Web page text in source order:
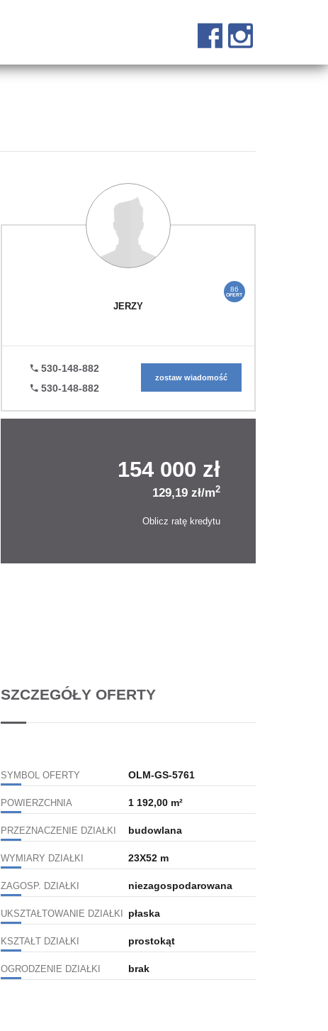
86
OFERT
JERZY
530-148-882
530-148-882
zostaw wiadomość
154 000 zł
129,19 zł/m2
Oblicz ratę kredytu
SZCZEGÓŁY OFERTY
SYMBOL OFERTY OLM-GS-5761
POWIERZCHNIA 1 192,00 m²
PRZEZNACZENIE DZIAŁKI budowlana
WYMIARY DZIAŁKI 23X52 m
ZAGOSP. DZIAŁKI niezagospodarowana
UKSZTAŁTOWANIE DZIAŁKI płaska
KSZTAŁT DZIAŁKI prostokąt
OGRODZENIE DZIAŁKI brak